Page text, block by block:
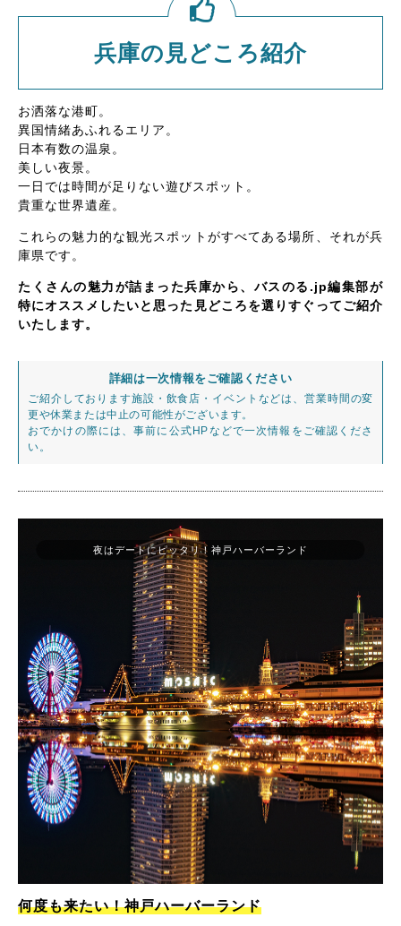
兵庫の見どころ紹介
お洒落な港町。
異国情緒あふれるエリア。
日本有数の温泉。
美しい夜景。
一日では時間が足りない遊びスポット。
貴重な世界遺産。
これらの魅力的な観光スポットがすべてある場所、それが兵
庫県です。
たくさんの魅力が詰まった兵庫から、バスのる.jp編集部が
特にオススメしたいと思った見どころを選りすぐってご紹介
いたします。
詳細は一次情報をご確認ください
ご紹介しております施設・飲食店・イベントなどは、営業時間の変
更や休業または中止の可能性がございます。
おでかけの際には、事前に公式HPなどで一次情報をご確認くださ
い。
夜はデートにピッタリ！神戸ハーバーランド
何度も来たい！神戸ハーバーランド